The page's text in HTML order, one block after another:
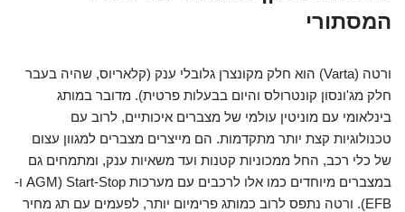
המסתורי
ורטה (Varta) הוא חלק מקונצרן גלובלי ענק (קלאריוס, שהיה בעבר
חלק מג'ונסון קונטרולס והיום בבעלות פרטית). מדובר במותג
בינלאומי עם מוניטין עולמי של מצברים איכותיים, לרוב עם
טכנולוגיות קצת יותר מתקדמות. הם מייצרים מצברים למגוון עצום
של כלי רכב, החל ממכוניות קטנות ועד משאיות ענק, ומתמחים גם
במצברים מיוחדים כמו אלו לרכבים עם מערכות Start-Stop (AGM ו-
EFB). ורטה נתפס לרוב כמותג פרימיום יותר, לפעמים עם תג מחיר